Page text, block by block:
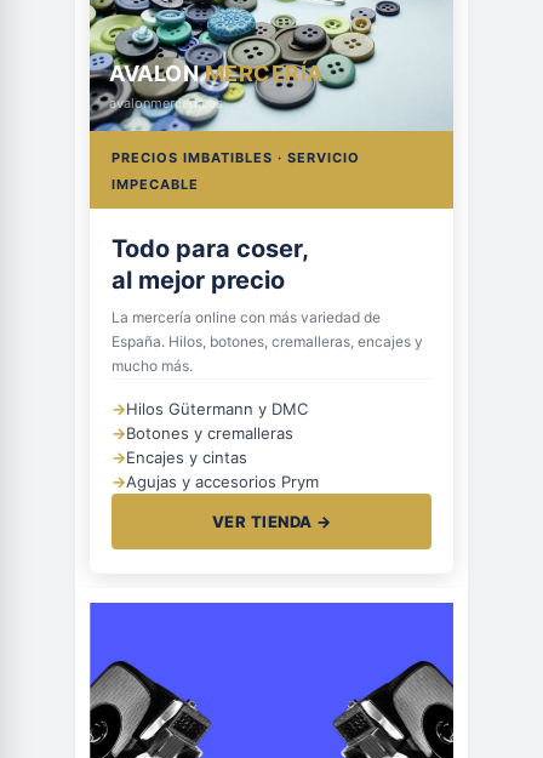
AVALONMERCERÍA
avalonmerceria.es
PRECIOS IMBATIBLES · SERVICIO
IMPECABLE
Todo para coser,
al mejor precio
La mercería online con más variedad de
España. Hilos, botones, cremalleras, encajes y
mucho más.
→Hilos Gütermann y DMC
→Botones y cremalleras
→Encajes y cintas
→Agujas y accesorios Prym
VER TIENDA →